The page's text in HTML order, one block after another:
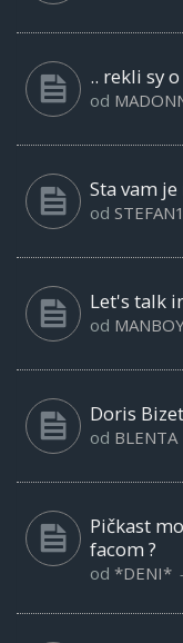
.. rekli sy
od
Sta vam
od
Let's talk
od
Doris
od BLENTA
Pičkast
facom ?
od *DENI* -